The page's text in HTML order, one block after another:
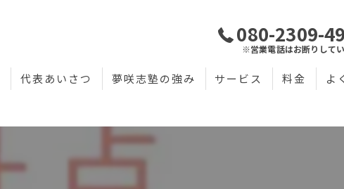
080-2309-
※営業電話はお断りして
代表あいさつ 夢咲志塾の強み サービス 料金 よ